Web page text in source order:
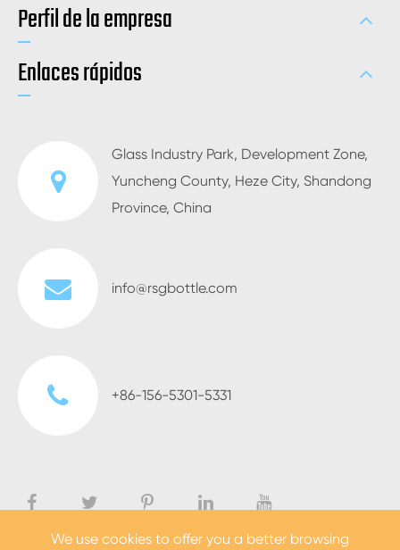
Perfil de la empresa
Enlaces rápidos
Glass Industry Park, Development Zone,
Yuncheng County, Heze City, Shandong
Province, China
info@rsgbottle.com
+86-156-5301-5331
We use cookies to offer you a better browsing